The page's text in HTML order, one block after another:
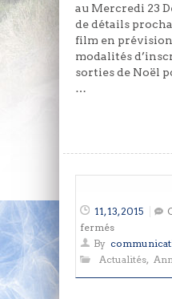
au Mercredi 23
de détails
film en
modalités
sorties de Noël
…
11, 13, 2015
ferméssur
Sortie
au
By
Actualités,